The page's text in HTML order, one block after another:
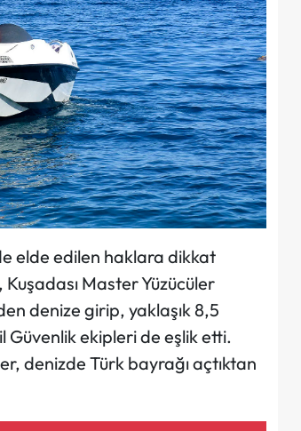
elde edilen haklara dikkat
Master Yüzücüler
denize girip, yaklaşık 8,5
Güvenlik ekipleri de eşlik etti.
denizde Türk bayrağı açtıktan